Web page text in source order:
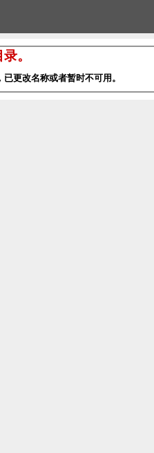
。
更改名称或者暂时不可用。